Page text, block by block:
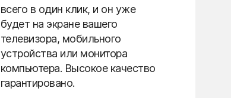
всего в один клик, и он уже
будет на экране вашего
телевизора, мобильного
устройства или монитора
компьютера. Высокое качество
гарантировано.